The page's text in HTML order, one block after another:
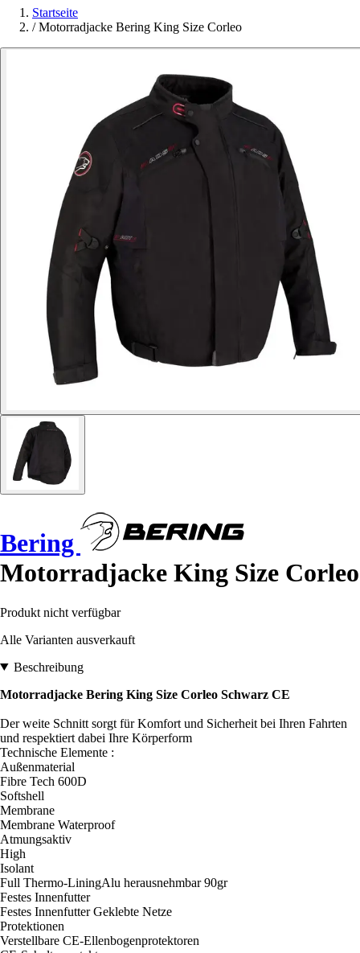
Startseite
/ Motorradjacke Bering King Size Corleo
Bering
Motorradjacke King Size Corleo
Produkt nicht verfügbar
Alle Varianten ausverkauft
Beschreibung
Motorradjacke Bering King Size Corleo Schwarz CE
Der weite Schnitt sorgt für Komfort und Sicherheit bei Ihren Fahrten
und respektiert dabei Ihre Körperform
Technische Elemente :
Außenmaterial
Fibre Tech 600D
Softshell
Membrane
Membrane Waterproof
Atmungsaktiv
High
Isolant
Full Thermo-LiningAlu herausnehmbar 90gr
Festes Innenfutter
Festes Innenfutter Geklebte Netze
Protektionen
Verstellbare CE-Ellenbogenprotektoren